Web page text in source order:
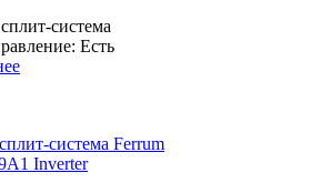
система
Есть